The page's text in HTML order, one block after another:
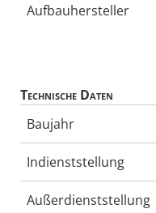
Aufbauhersteller
Technische Daten
Baujahr
Indienststellung
Außerdienststellung